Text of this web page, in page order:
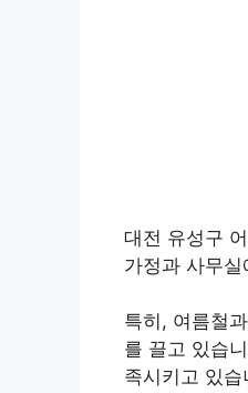
대전 유성구
가정과 사무
특히, 여름철
를 끌고 있습
족시키고 있습